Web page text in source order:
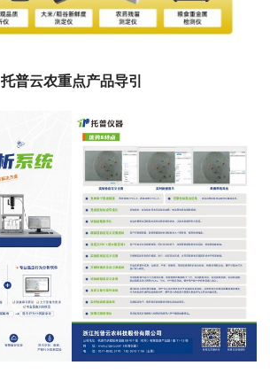
托普云农重点产品导引